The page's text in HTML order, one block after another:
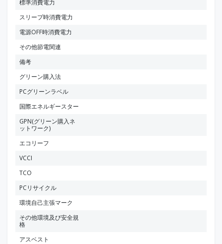
標準消費電力
スリープ時消費電力
電源OFF時消費電力
その他節電関連
備考
グリーン購入法
PCグリーンラベル
国際エネルギースター
GPN(グリーン購入ネ
ットワーク)
エコリーフ
VCCI
TCO
PCリサイクル
環境自己主張マーク
その他環境及び安全規
格
アスベスト